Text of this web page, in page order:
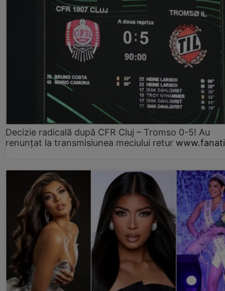
Decizie radicală după CFR Cluj – Tromso 0-5! Au
renunțat la transmisiunea meciului retur